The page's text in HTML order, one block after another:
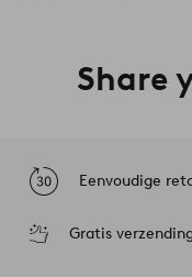
Share
Eenvoudige
Gratis